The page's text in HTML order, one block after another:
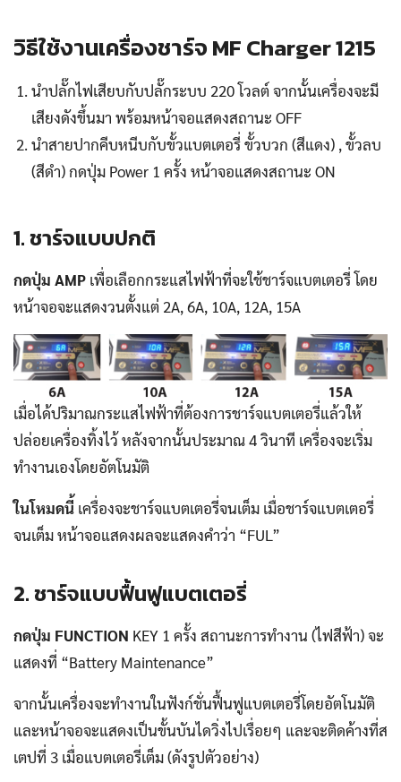
วิธีใช้งานเครื่องชาร์จ MF Charger 1215
นำปลั๊กไฟเสียบกับปลั๊กระบบ 220 โวลต์ จากนั้นเครื่องจะมี
เสียงดังขึ้นมา พร้อมหน้าจอแสดงสถานะ OFF
นำสายปากคีบหนีบกับขั้วแบตเตอรี่ ขั้วบวก (สีแดง) , ขั้วลบ
(สีดำ) กดปุ่ม Power 1 ครั้ง หน้าจอแสดงสถานะ ON
1. ชาร์จแบบปกติ
กดปุ่ม AMP เพื่อเลือกกระแสไฟฟ้าที่จะใช้ชาร์จแบตเตอรี่ โดย
หน้าจอจะแสดงวนตั้งแต่ 2A, 6A, 10A, 12A, 15A
เมื่อได้ปริมาณกระแสไฟฟ้าที่ต้องการชาร์จแบตเตอรี่แล้วให้
ปล่อยเครื่องทิ้งไว้ หลังจากนั้นประมาณ 4 วินาที เครื่องจะเริ่ม
ทำงานเองโดยอัตโนมัติ
ในโหมดนี้ เครื่องจะชาร์จแบตเตอรี่จนเต็ม เมื่อชาร์จแบตเตอรี่
จนเต็ม หน้าจอแสดงผลจะแสดงคำว่า “FUL”
2. ชาร์จแบบฟื้นฟูแบตเตอรี่
กดปุ่ม FUNCTION KEY 1 ครั้ง สถานะการทำงาน (ไฟสีฟ้า) จะ
แสดงที่ “Battery Maintenance”
จากนั้นเครื่องจะทำงานในฟังก์ชั่นฟื้นฟูแบตเตอรี่โดยอัตโนมัติ
และหน้าจอจะแสดงเป็นขั้นบันไดวิ่งไปเรื่อยๆ และจะติดค้างที่ส
เตปที่ 3 เมื่อแบตเตอรี่เต็ม (ดังรูปตัวอย่าง)